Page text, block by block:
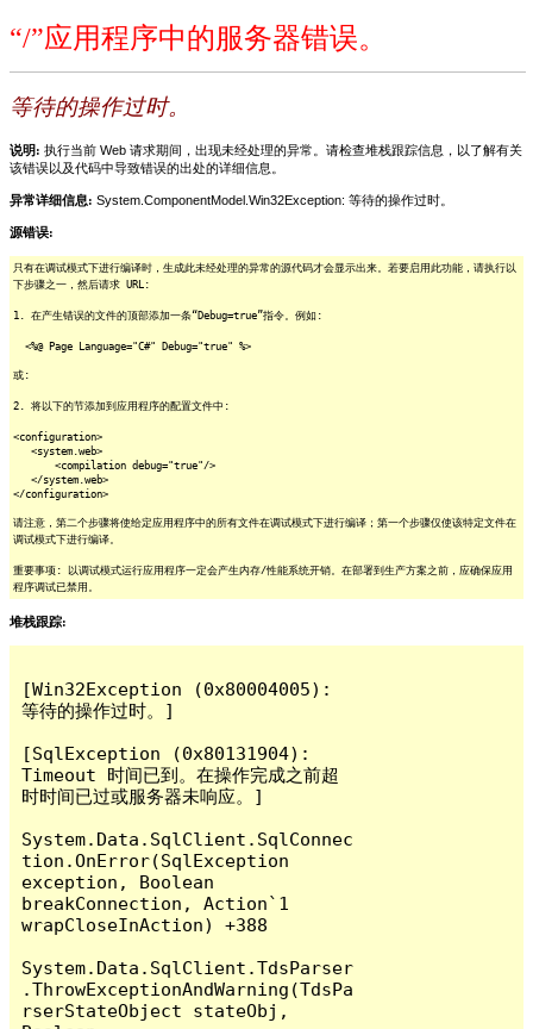
“/”应用程序中的服务器错误。
等待的操作过时。
说明: 执行当前 Web 请求期间，出现未经处理的异常。请检查堆栈跟踪信息，以了解有关
该错误以及代码中导致错误的出处的详细信息。
异常详细信息: System.ComponentModel.Win32Exception: 等待的操作过时。
源错误:
只有在调试模式下进行编译时，生成此未经处理的异常的源代码才会显示出来。若要启用此功能，请执行以
下步骤之一，然后请求 URL:
1. 在产生错误的文件的顶部添加一条“Debug=true”指令。例如:
<%@ Page Language="C#" Debug="true" %>
或:
2. 将以下的节添加到应用程序的配置文件中:
<configuration>
<system.web>
<compilation debug="true"/>
</system.web>
</configuration>
请注意，第二个步骤将使给定应用程序中的所有文件在调试模式下进行编译；第一个步骤仅使该特定文件在
调试模式下进行编译。
重要事项: 以调试模式运行应用程序一定会产生内存/性能系统开销。在部署到生产方案之前，应确保应用
程序调试已禁用。
堆栈跟踪:
[Win32Exception (0x80004005):
等待的操作过时。]
[SqlException (0x80131904):
Timeout 时间已到。在操作完成之前超
时时间已过或服务器未响应。]
System.Data.SqlClient.SqlConnec
tion.OnError(SqlException
exception, Boolean
breakConnection, Action`1
wrapCloseInAction) +388
System.Data.SqlClient.TdsParser
.ThrowExceptionAndWarning(TdsPa
rserStateObject stateObj,